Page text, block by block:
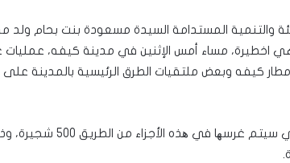
والتنمية المستدامة السيدة مسعودة بنت بحام
اخطيرة، مساء أمس الإثنين في مدينة كيفه،
مطار كيفه وبعض ملتقيات الطرق الرئيسية بالمدينة
ويبلغ عدد الشجيرات التي